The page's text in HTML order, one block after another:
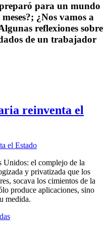
para un mundo
¿Nos vamos a
reflexiones sobre
de un trabajador
reinventa el
Unidos: el complejo de la
y privatizada que los
socava los cimientos de la
produce aplicaciones, sino
medida.